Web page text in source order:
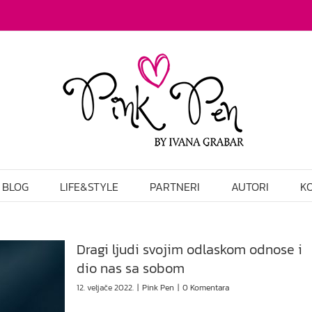
BLOG LIFE&STYLE PARTNERI AUTORI
Dragi ljudi svojim odlaskom odnose i
dio nas sa sobom
12. veljače 2022. | Pink Pen | 0 Komentara